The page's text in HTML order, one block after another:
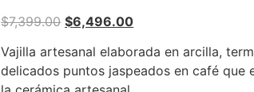
$7,399.00 Original
was:
$7,399.00.
$6,496.00Current
is:
$6,496.00.
Vajilla artesanal elaborada en arcilla,
delicados puntos jaspeados en café